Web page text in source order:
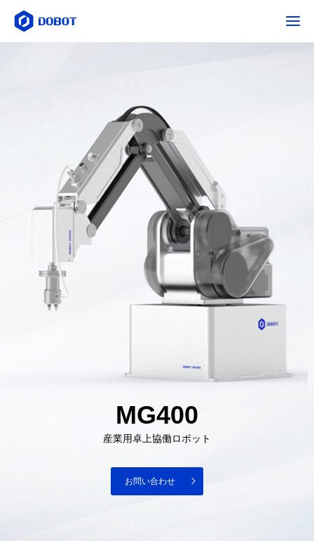
MG400
産業用卓上協働ロボット
お問い合わせ